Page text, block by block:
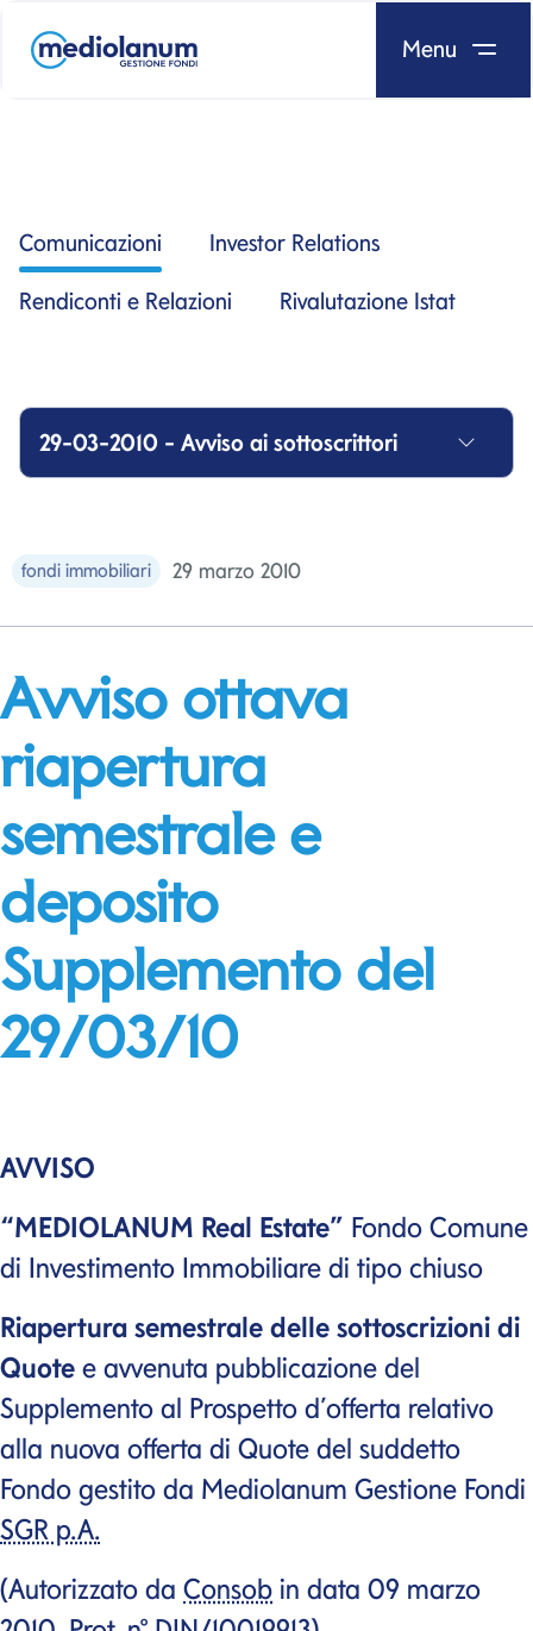
Salta al contenuto
Menu
Comunicazioni Investor Relations
Rendiconti e Relazioni Rivalutazione Istat
29-03-2010 - Avviso ai sottoscrittori
fondi immobiliari 29 marzo 2010
Avviso ottava
riapertura
semestrale e
deposito
Supplemento del
29/03/10
AVVISO
“MEDIOLANUM Real Estate” Fondo Comune
di Investimento Immobiliare di tipo chiuso
Riapertura semestrale delle sottoscrizioni di
Quote e avvenuta pubblicazione del
Supplemento al Prospetto d’offerta relativo
alla nuova offerta di Quote del suddetto
Fondo gestito da Mediolanum Gestione Fondi
SGR p.A.
(Autorizzato da Consob in data 09 marzo